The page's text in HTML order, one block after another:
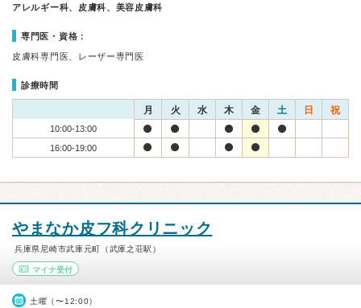
アレルギー科、皮膚科、美容皮膚科
専門医・資格：
皮膚科専門医、レーザー専門医
診療時間
月 火 水 木 金 土 日 祝
10:00-13:00
16:00-19:00
やまなか皮フ科クリニック
兵庫県尼崎市武庫元町（武庫之荘駅）
マイナ受付
土曜（〜12:00）